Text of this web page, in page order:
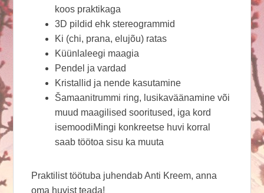
koos praktikaga
3D pildid ehk stereogrammid
Ki (chi, prana, elujõu) ratas
Küünlaleegi maagia
Pendel ja vardad
Kristallid ja nende kasutamine
Šamaanitrummi ring, lusikaväänamine või
muud maagilised sooritused, iga kord
isemoodiMingi konkreetse huvi korral
saab töötoa sisu ka muuta
Praktilist töötuba juhendab Anti Kreem, anna
oma huvist teada!